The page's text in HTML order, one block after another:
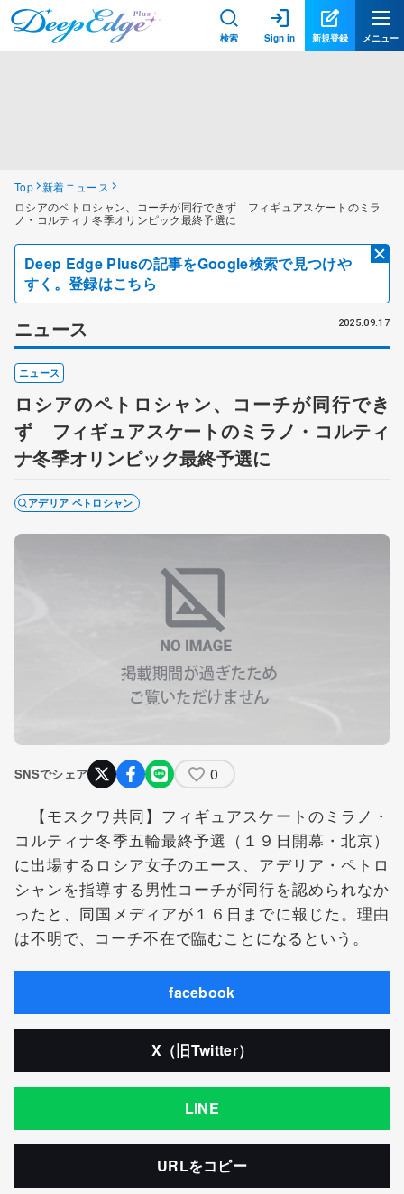
検索 Sign in 新規登録 メニュー
Top 新着ニュース
ロシアのペトロシャン、コーチが同行できず フィギュアスケートのミラ
ノ・コルティナ冬季オリンピック最終予選に
Deep Edge Plusの記事をGoogle検索で見つけや
すく。登録はこちら
ニュース 2025.09.17
ニュース
ロシアのペトロシャン、コーチが同行でき
ず フィギュアスケートのミラノ・コルティ
ナ冬季オリンピック最終予選に
アデリア ペトロシャン
SNSでシェア 0
【モスクワ共同】フィギュアスケートのミラノ・
コルティナ冬季五輪最終予選（１９日開幕・北京）
に出場するロシア女子のエース、アデリア・ペトロ
シャンを指導する男性コーチが同行を認められなか
ったと、同国メディアが１６日までに報じた。理由
は不明で、コーチ不在で臨むことになるという。
facebook
X（旧Twitter）
LINE
URLをコピー